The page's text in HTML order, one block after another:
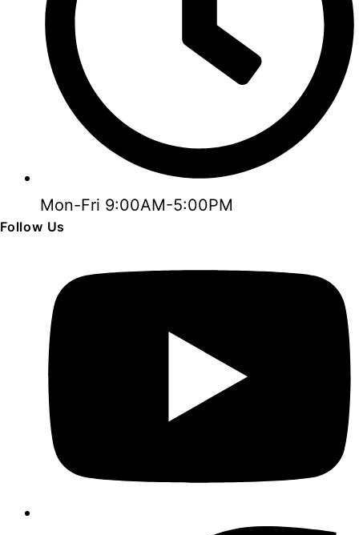
Mon-Fri 9:00AM-5:00PM
Follow Us